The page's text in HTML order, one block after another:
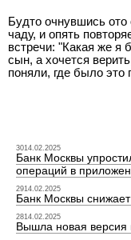
Будто очнувшись ото
чаду, и опять
встречи: "Какая же я
сын, а хочется
поняли, где было это
3014.02.2025
Банк Москвы
операций в
2914.02.2025
Банк Москвы
2814.02.2025
Вышла новая